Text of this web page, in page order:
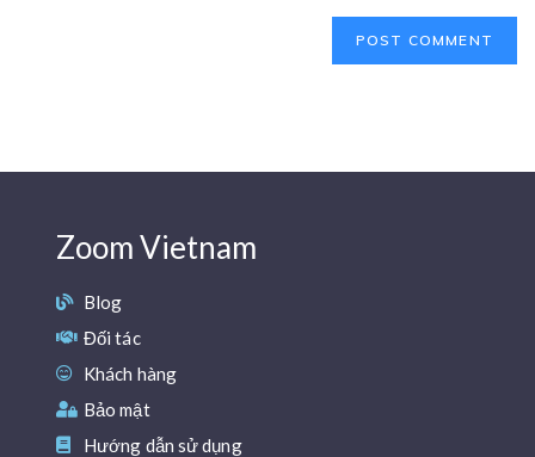
Zoom Vietnam
Blog
Đối tác
Khách hàng
Bảo mật
Hướng dẫn sử dụng